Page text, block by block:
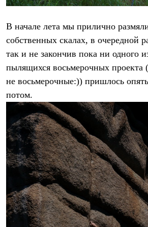
Рубашки
Толстовки
Брюки
Теплое термобелье
Среднее термобелье
Флисовая одежда
Куртки
Брюки
Детская одежда
Утепленная пухом
Комбинезоны
Куртки
Брюки
Утепленная синтетикой
Комбинезоны
Брюки
Лёгкая одежда
Футболки
Толстовки
В начале лета мы прилично
собственных скалах, в очередной
так и не закончив пока ни одного
пылящихся восьмерочных проекта
не восьмерочные:)) пришлось
потом.